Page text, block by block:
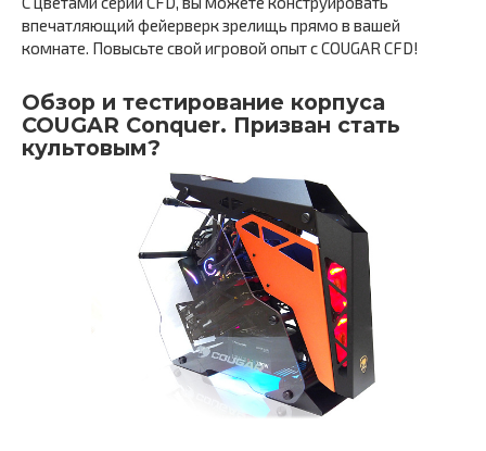
впечатляющий фейерверк зрелищь прямо в вашей
комнате. Повысьте свой игровой опыт с COUGAR CFD!
Обзор и тестирование корпуса
COUGAR Conquer. Призван стать
культовым?